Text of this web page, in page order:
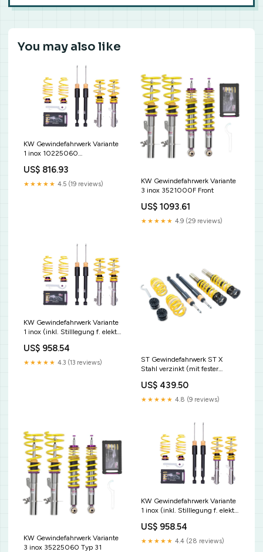
You may also like
KW Gewindefahrwerk Variante
1 inox 10225060
US$ 816.93
★★★★★ 4.5 (19 reviews)
KW Gewindefahrwerk Variante
3 inox 3521000F Front
US$ 1093.61
★★★★★ 4.9 (29 reviews)
KW Gewindefahrwerk Variante
1 inox (inkl. Stilllegung f. elektr.
Jetta 2 (19E) [VW]
US$ 958.54
★★★★★ 4.3 (13 reviews)
ST Gewindefahrwerk ST X
Stahl verzinkt (mit fester
Focus MK2 ST (DA3) [FORD]
US$ 439.50
★★★★★ 4.8 (9 reviews)
KW Gewindefahrwerk Variante
3 inox 35225060 Typ 31
KW Gewindefahrwerk Variante
1 inox (inkl. Stilllegung f. elektr.
US$ 958.54
★★★★★ 4.4 (28 reviews)